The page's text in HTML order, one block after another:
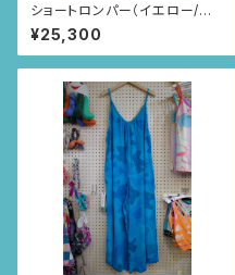
ショートロンパー（イエロー/マ
ヨルカのカゴバック柄）
¥25,300